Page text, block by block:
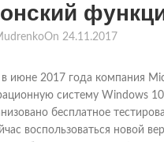
On 24.11.2017
июне 2017 года компания
систему Windows
бесплатное
воспользоваться новой